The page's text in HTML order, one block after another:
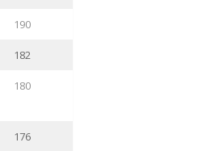
190
182
180
176